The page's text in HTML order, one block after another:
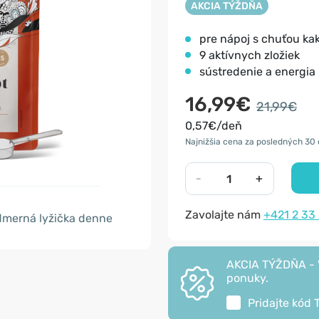
lyžička denne
AKCIA TÝŽDŇA
pre nápoj s chuťou
9 aktívnych zložiek
sústredenie a energia
16,99€ 21,99€
0,57€/deň
Najnižšia cena za posledných 30
- +
Zavolajte nám +421 2 33
AKCIA TÝŽDŇA
ponuky.
Pridajte kód